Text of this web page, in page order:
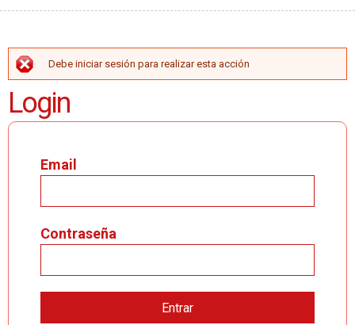
MENSAJE DE ERROR
Debe iniciar sesión para realizar esta acción
Login
Email
Contraseña